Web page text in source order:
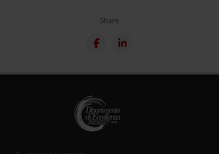
Share